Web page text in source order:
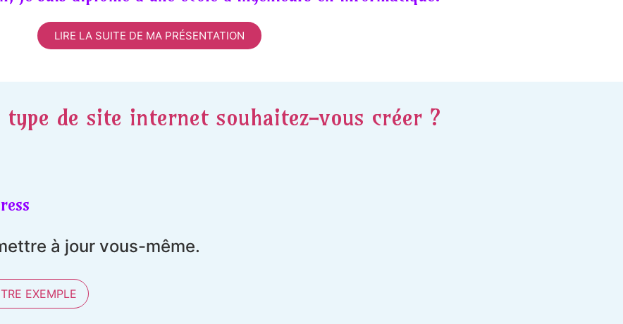
LIRE LA SUITE DE MA PRÉSENTATION
type de site internet souhaitez-vous créer ?
à jour vous-même.
EXEMPLE